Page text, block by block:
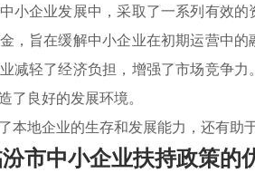
小企业发展中，采取了一系列有效的
，旨在缓解中小企业在初期运营中
减轻了经济负担，增强了市场竞争力
了良好的发展环境。
本地企业的生存和发展能力，还有助
市中小企业扶持政策的